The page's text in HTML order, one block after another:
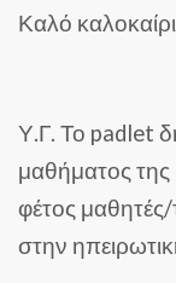
Καλό
Υ.Γ. Το padlet
μαθήματος
φέτος μαθητές/
στην